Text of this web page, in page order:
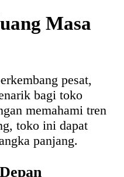
Masa
pesat,
bagi toko
memahami tren
toko ini dapat
panjang.